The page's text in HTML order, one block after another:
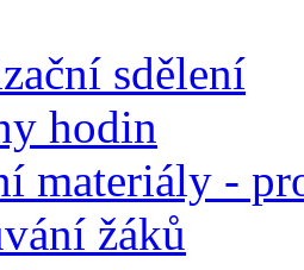
sdělení
hodin
materiály -
žáků